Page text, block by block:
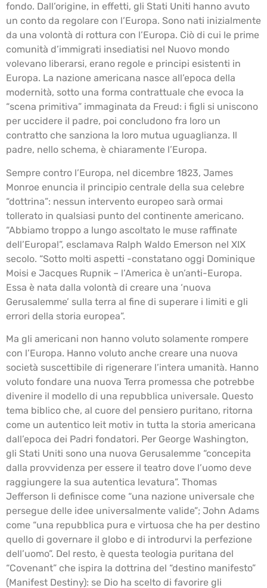
fondo. Dall’origine, in effetti, gli Stati Uniti hanno avuto
un conto da regolare con l’Europa. Sono nati inizialmente
da una volontà di rottura con l’Europa. Ciò di cui le prime
comunità d’immigrati insediatisi nel Nuovo mondo
volevano liberarsi, erano regole e principi esistenti in
Europa. La nazione americana nasce all’epoca della
modernità, sotto una forma contrattuale che evoca la
“scena primitiva” immaginata da Freud: i figli si uniscono
per uccidere il padre, poi concludono fra loro un
contratto che sanziona la loro mutua uguaglianza. Il
padre, nello schema, è chiaramente l’Europa.
Sempre contro l’Europa, nel dicembre 1823, James
Monroe enuncia il principio centrale della sua celebre
“dottrina”: nessun intervento europeo sarà ormai
tollerato in qualsiasi punto del continente americano.
“Abbiamo troppo a lungo ascoltato le muse raffinate
dell’Europa!”, esclamava Ralph Waldo Emerson nel XIX
secolo. “Sotto molti aspetti -constatano oggi Dominique
Moisi e Jacques Rupnik – l’America è un’anti-Europa.
Essa è nata dalla volontà di creare una ‘nuova
Gerusalemme’ sulla terra al fine di superare i limiti e gli
errori della storia europea”.
Ma gli americani non hanno voluto solamente rompere
con l’Europa. Hanno voluto anche creare una nuova
società suscettibile di rigenerare l’intera umanità. Hanno
voluto fondare una nuova Terra promessa che potrebbe
divenire il modello di una repubblica universale. Questo
tema biblico che, al cuore del pensiero puritano, ritorna
come un autentico leit motiv in tutta la storia americana
dall’epoca dei Padri fondatori. Per George Washington,
gli Stati Uniti sono una nuova Gerusalemme “concepita
dalla provvidenza per essere il teatro dove l’uomo deve
raggiungere la sua autentica levatura”. Thomas
Jefferson li definisce come “una nazione universale che
persegue delle idee universalmente valide”; John Adams
come “una repubblica pura e virtuosa che ha per destino
quello di governare il globo e di introdurvi la perfezione
dell’uomo”. Del resto, è questa teologia puritana del
“Covenant” che ispira la dottrina del “destino manifesto”
(Manifest Destiny): se Dio ha scelto di favorire gli